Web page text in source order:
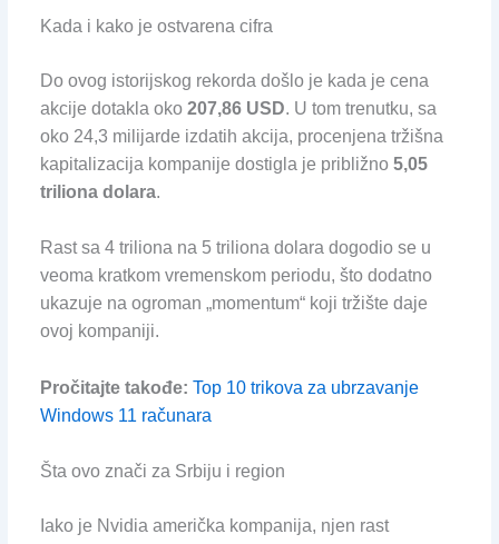
Kada i kako je ostvarena cifra
Do ovog istorijskog rekorda došlo je kada je cena
akcije dotakla oko 207,86 USD. U tom trenutku, sa
oko 24,3 milijarde izdatih akcija, procenjena tržišna
kapitalizacija kompanije dostigla je približno 5,05
triliona dolara.
Rast sa 4 triliona na 5 triliona dolara dogodio se u
veoma kratkom vremenskom periodu, što dodatno
ukazuje na ogroman „momentum“ koji tržište daje
ovoj kompaniji.
Pročitajte takođe: Top 10 trikova za ubrzavanje
Windows 11 računara
Šta ovo znači za Srbiju i region
Iako je Nvidia američka kompanija, njen rast